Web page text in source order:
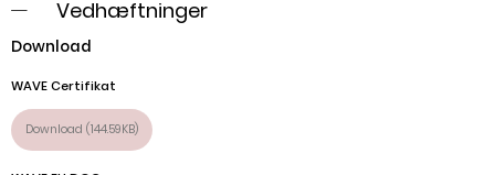
Vedhæftninger
Download
WAVE Certifikat
Download (144.59KB)